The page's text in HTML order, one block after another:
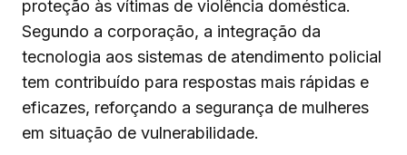
proteção às vítimas de violência doméstica.
Segundo a corporação, a integração da
tecnologia aos sistemas de atendimento policial
tem contribuído para respostas mais rápidas e
eficazes, reforçando a segurança de mulheres
em situação de vulnerabilidade.